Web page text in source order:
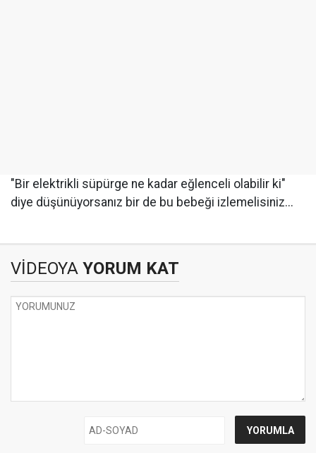
"Bir elektrikli süpürge ne kadar eğlenceli olabilir ki"
diye düşünüyorsanız bir de bu bebeği izlemelisiniz...
VİDEOYA YORUM KAT